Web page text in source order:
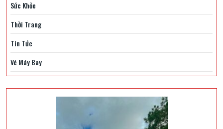
Sức Khỏe
Thời Trang
Tin Tức
Vé Máy Bay